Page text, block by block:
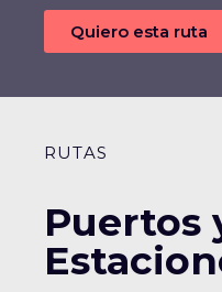
Quiero esta ruta
RUTAS
Puertos